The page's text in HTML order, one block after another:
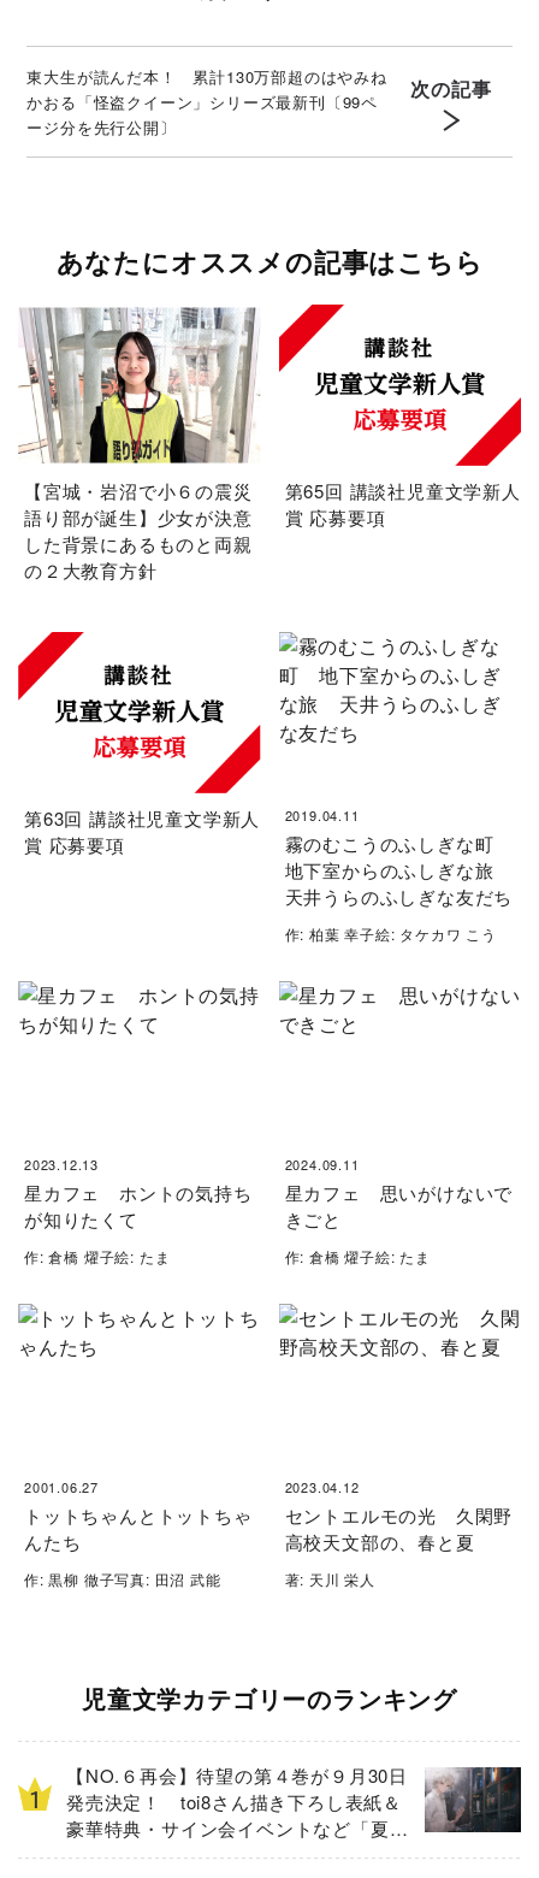
東大生が読んだ本！ 累計130万部超のはやみね
かおる「怪盗クイーン」シリーズ最新刊〔99ペ
ージ分を先行公開〕
次の記事
あなたにオススメの記事はこちら
【宮城・岩沼で小６の震災
語り部が誕生】少女が決意
した背景にあるものと両親
の２大教育方針
第65回 講談社児童文学新人
賞 応募要項
第63回 講談社児童文学新人
賞 応募要項
2019.04.11
霧のむこうのふしぎな町
地下室からのふしぎな旅
天井うらのふしぎな友だち
作: 柏葉 幸子絵: タケカワ こう
2023.12.13
星カフェ ホントの気持ち
が知りたくて
作: 倉橋 燿子絵: たま
2024.09.11
星カフェ 思いがけないで
きごと
作: 倉橋 燿子絵: たま
2001.06.27
トットちゃんとトットちゃ
んたち
作: 黒柳 徹子写真: 田沼 武能
2023.04.12
セントエルモの光 久閑野
高校天文部の、春と夏
著: 天川 栄人
児童文学カテゴリーのランキング
【NO.６再会】待望の第４巻が９月30日
発売決定！ toi8さん描き下ろし表紙＆
豪華特典・サイン会イベントなど「夏の
３大ニュース」を一挙解禁！